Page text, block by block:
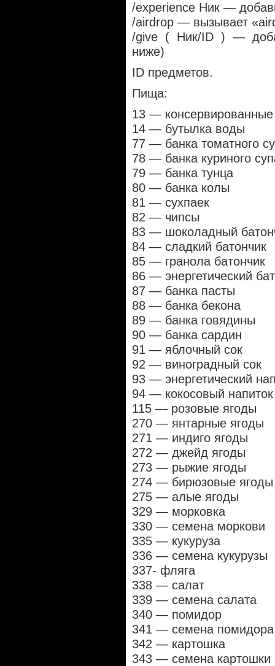
/experience Ник —
/airdrop — вызывает
/give ( Ник/ID ) —
ниже)
ID предметов.
Пища:
13 —
14 — бутылка воды
77 — банка томатного
78 — банка куриного
79 — банка тунца
80 — банка колы
81 — сухпаек
82 — чипсы
83 — шоколадный
84 — сладкий батончик
85 — гранола батончик
86 — энергетический
87 — банка пасты
88 — банка бекона
89 — банка говядины
90 — банка сардин
91 — яблочный сок
92 — виноградный сок
93 — энергетический
94 — кокосовый напиток
115 — розовые ягоды
270 — янтарные ягоды
271 — индиго ягоды
272 — джейд ягоды
273 — рыжие ягоды
274 — бирюзовые ягоды
275 — алые ягоды
329 — морковка
330 — семена моркови
335 — кукуруза
336 — семена кукурузы
337- фляга
338 — салат
339 — семена салата
340 — помидор
341 — семена помидора
342 — картошка
343 — семена картошки